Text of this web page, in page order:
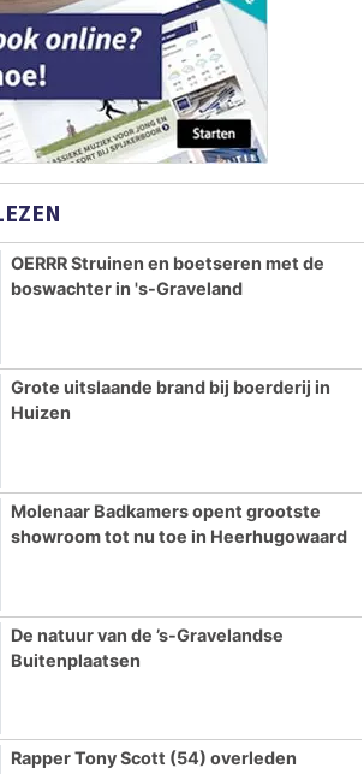
OERRR Struinen en boetseren met de
boswachter in 's-Graveland
Grote uitslaande brand bij boerderij in
Huizen
Molenaar Badkamers opent grootste
showroom tot nu toe in Heerhugowaard
De natuur van de ’s-Gravelandse
Buitenplaatsen
Rapper Tony Scott (54) overleden